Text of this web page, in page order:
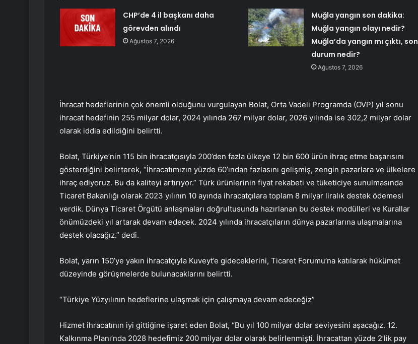
CHP’de 4 il başkanı daha
görevden alındı
Ağustos 7, 2026
Muğla yangın son dakika:
Muğla yangın olayı nedir?
Muğla’da yangın mı çıktı, son
durum nedir?
Ağustos 7, 2026
İhracat hedeflerinin çok önemli olduğunu vurgulayan Bolat, Orta Vadeli Programda (OVP) yıl sonu
ihracat hedefinin 255 milyar dolar, 2024 yılında 267 milyar dolar, 2026 yılında ise 302,2 milyar dolar
olarak iddia edildiğini belirtti.
Bolat, Türkiye’nin 115 bin ihracatçısıyla 200’den fazla ülkeye 12 bin 600 ürün ihraç etme başarısını
gösterdiğini belirterek, “İhracatımızın yüzde 60’ından fazlasını gelişmiş, zengin pazarlara ve ülkelere
ihraç ediyoruz. Bu da kaliteyi artırıyor.” Türk ürünlerinin fiyat rekabeti ve tüketiciye sunulmasında
Ticaret Bakanlığı olarak 2023 yılının 10 ayında ihracatçılara toplam 8 milyar liralık destek ödemesi
verdik. Dünya Ticaret Örgütü anlaşmaları doğrultusunda hazırlanan bu destek modülleri ve Kurallar
önümüzdeki yıl artarak devam edecek. 2024 yılında ihracatçıların dünya pazarlarına ulaşmalarına
destek olacağız.” dedi.
Bolat, yarın 150’ye yakın ihracatçıyla Kuveyt’e gideceklerini, Ticaret Forumu’na katılarak hükümet
düzeyinde görüşmelerde bulunacaklarını belirtti.
“Türkiye Yüzyılının hedeflerine ulaşmak için çalışmaya devam edeceğiz”
Hizmet ihracatının iyi gittiğine işaret eden Bolat, “Bu yıl 100 milyar dolar seviyesini aşacağız. 12.
Kalkınma Planı’nda 2028 hedefimiz 200 milyar dolar olarak belirlenmişti. İhracattan yüzde 2’lik pay